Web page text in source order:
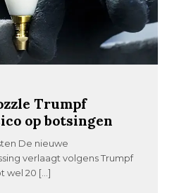
Trumpf
op botsingen
De nieuwe
verlaagt volgens Trumpf
wel 20 […]